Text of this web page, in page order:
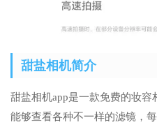
甜盐相机简介
甜盐相机app是一款免费的妆容
能够查看各种不一样的滤镜，